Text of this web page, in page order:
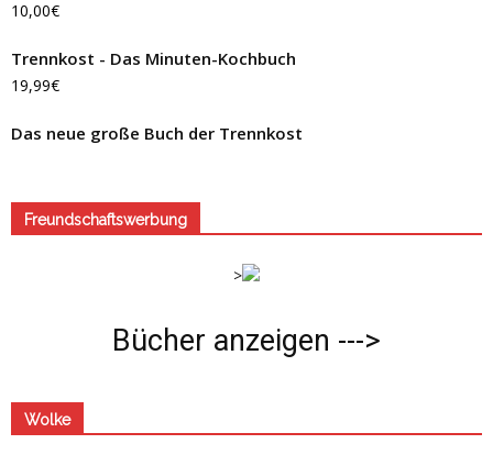
10,00€
Trennkost - Das Minuten-Kochbuch
19,99€
Das neue große Buch der Trennkost
Freundschaftswerbung
>
Bücher anzeigen --->
Wolke